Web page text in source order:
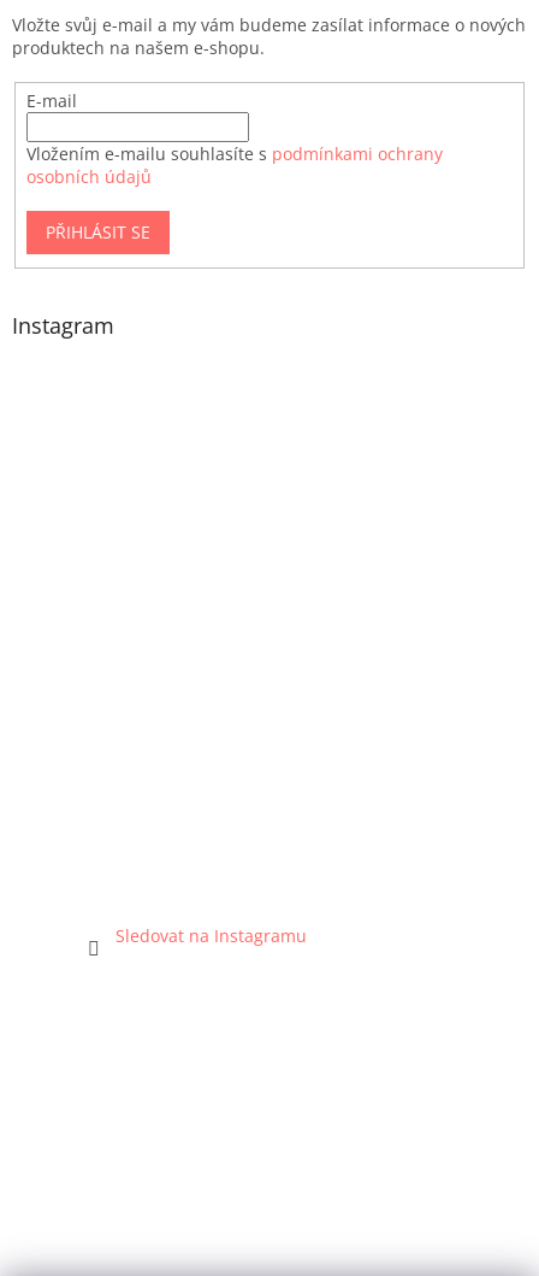
Vložte svůj e-mail a my vám budeme zasílat informace o nových
produktech na našem e-shopu.
E-mail
Vložením e-mailu souhlasíte s podmínkami ochrany
osobních údajů
PŘIHLÁSIT SE
Instagram
Sledovat na Instagramu